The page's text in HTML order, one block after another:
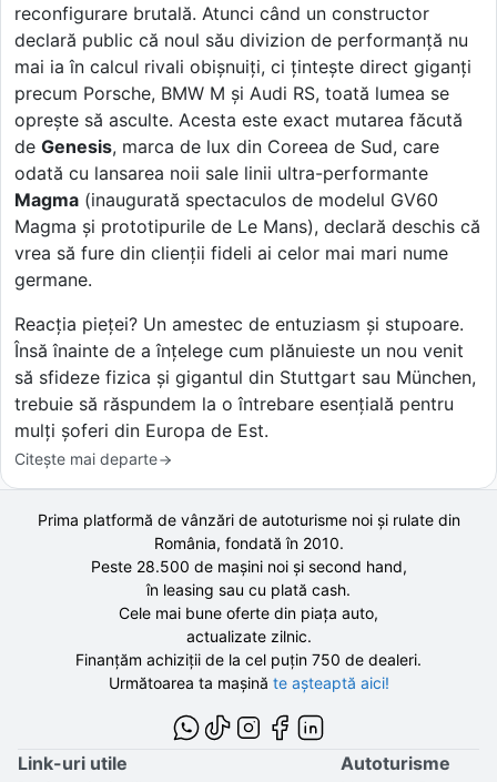
reconfigurare brutală. Atunci când un constructor
declară public că noul său divizion de performanță nu
mai ia în calcul rivali obișnuiți, ci țintește direct giganți
precum Porsche, BMW M și Audi RS, toată lumea se
oprește să asculte. Acesta este exact mutarea făcută
de Genesis, marca de lux din Coreea de Sud, care
odată cu lansarea noii sale linii ultra-performante
Magma (inaugurată spectaculos de modelul GV60
Magma și prototipurile de Le Mans), declară deschis că
vrea să fure din clienții fideli ai celor mai mari nume
germane.
Reacția pieței? Un amestec de entuziasm și stupoare.
Însă înainte de a înțelege cum plănuieste un nou venit
să sfideze fizica și gigantul din Stuttgart sau München,
trebuie să răspundem la o întrebare esențială pentru
mulți șoferi din Europa de Est.
Citește mai departe
Prima platformă de vânzări de autoturisme noi și rulate din
România, fondată în 2010.
Peste 28.500 demașini noi și second hand,
în leasing sau cu plată cash.
Cele mai bune oferte din piața auto,
actualizate zilnic.
Finanțăm achiziții de la cel puțin 750 de dealeri.
Următoarea ta mașină te așteaptă aici!
Link-uri utile Autoturisme